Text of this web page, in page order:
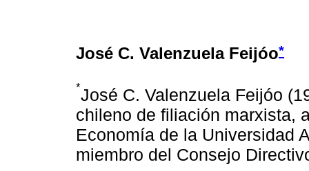
José C. Valenzuela Feijóo*
*José C. Valenzuela Feijóo
chileno de filiación marxista,
Economía de la Universidad
miembro del Consejo